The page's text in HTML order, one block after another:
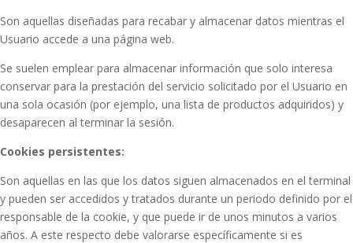
Son aquellas diseñadas para recabar y almacenar datos mientras el
Usuario accede a una página web.
Se suelen emplear para almacenar información que solo interesa
conservar para la prestación del servicio solicitado por el Usuario en
una sola ocasión (por ejemplo, una lista de productos adquiridos) y
desaparecen al terminar la sesión.
Cookies persistentes:
Son aquellas en las que los datos siguen almacenados en el terminal
y pueden ser accedidos y tratados durante un periodo definido por el
responsable de la cookie, y que puede ir de unos minutos a varios
años. A este respecto debe valorarse específicamente si es